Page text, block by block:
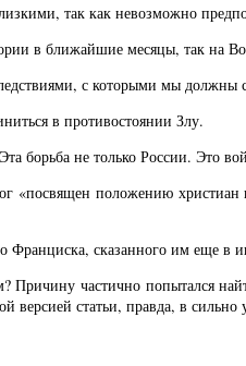
так как невозможно
в ближайшие месяцы, так на
с которыми мы должны
в противостоянии Злу.
борьба не только России. Это
«посвящен положению
Франциска, сказанного им еще в
частично попытался
статьи, правда, в